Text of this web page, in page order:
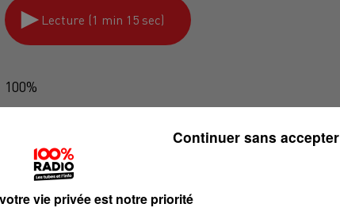
Lecture (1 min 15 sec)
100%
vie privée est notre priorité
Continuer sans accepter